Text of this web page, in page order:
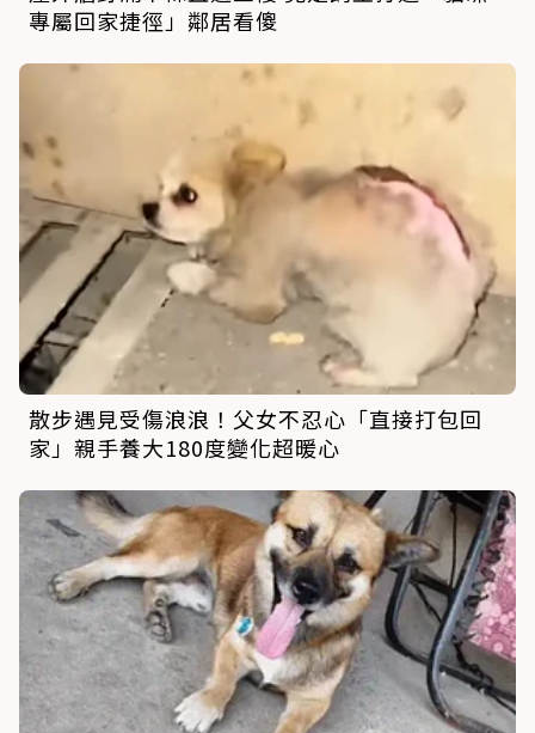
專屬回家捷徑」鄰居看傻
散步遇見受傷浪浪！父女不忍心「直接打包回
家」親手養大180度變化超暖心